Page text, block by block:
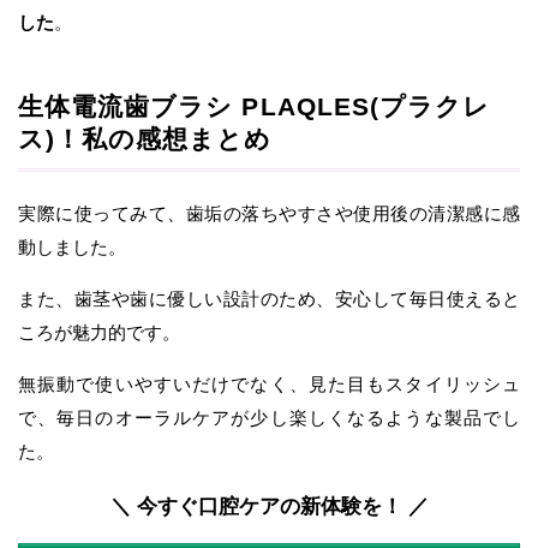
した。
生体電流歯ブラシ PLAQLES(プラクレ
ス)！私の感想まとめ
実際に使ってみて、歯垢の落ちやすさや使用後の清潔感に感
動しました。
また、歯茎や歯に優しい設計のため、安心して毎日使えると
ころが魅力的です。
無振動で使いやすいだけでなく、見た目もスタイリッシュ
で、毎日のオーラルケアが少し楽しくなるような製品でし
た。
＼ 今すぐ口腔ケアの新体験を！ ／